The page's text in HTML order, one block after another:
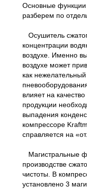
Основные функции
разберем по
Осушитель
концентрации
воздухе. Именно
воздухе может
как
влияет на
продукции
выпадения
компрессоре
справляется на
Магистральные
производстве
чистоты. В
установлено 3